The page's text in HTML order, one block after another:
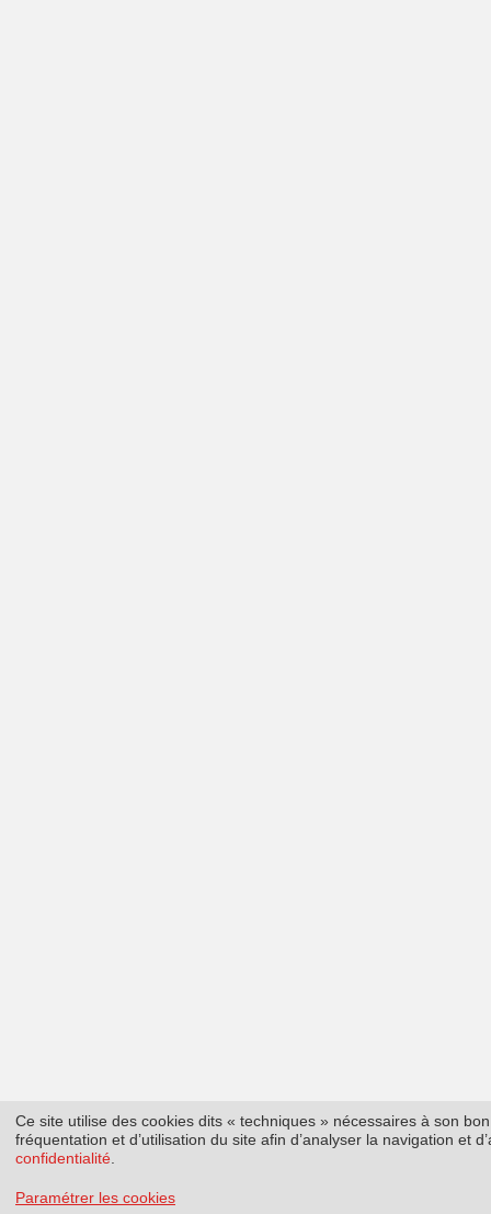
Ce site utilise des cookies dits « techniques » nécessaires à son
fréquentation et d’utilisation du site afin d’analyser la navigation et
confidentialité
Paramétrer les cookies